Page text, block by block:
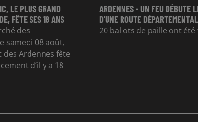
LE PLUS GRAND
FÊTE SES 18 ANS
des
samedi 08 août,
des Ardennes fête
d’il y a 18
ARDENNES - UN FEU DÉBUTE
D'UNE ROUTE
20 ballots de paille ont été